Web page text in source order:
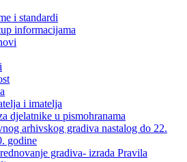
i standardi
informacijama
i imatelja
djelatnike u pismohranama
arhivskog gradiva nastalog do 22.
godine
gradiva- izrada Pravila